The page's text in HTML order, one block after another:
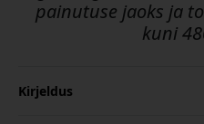
painutuse jaoks ja
kuni
Kirjeldus